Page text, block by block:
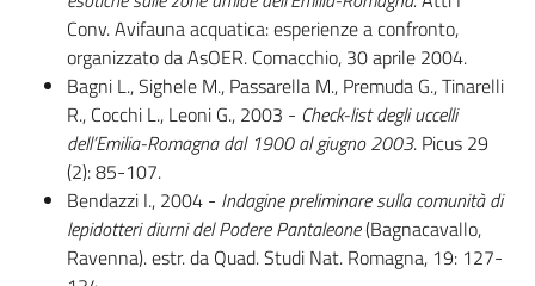
Ambiente
Argomenti
Conv. Avifauna acquatica: esperienze a confronto,
organizzato da AsOER. Comacchio, 30 aprile 2004.
Bagni L., Sighele M., Passarella M., Premuda G., Tinarelli
R., Cocchi L., Leoni G., 2003 - Check-list degli uccelli
dell’Emilia-Romagna dal 1900 al giugno 2003. Picus 29
(2): 85-107.
Bendazzi I., 2004 - Indagine preliminare sulla comunità di
lepidotteri diurni del Podere Pantaleone(Bagnacavallo,
Ravenna). estr. da Quad. Studi Nat. Romagna, 19: 127-